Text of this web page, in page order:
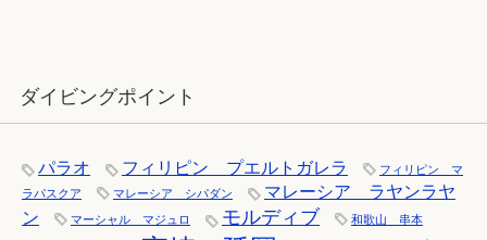
ダイビングポイント
パラオ フィリピン プエルトガレラ
フィリピン マ
ラパスクア
マレーシア シパダン
マレーシア ラヤンラヤ
ン
マーシャル マジュロ モルディブ 和歌山 串本